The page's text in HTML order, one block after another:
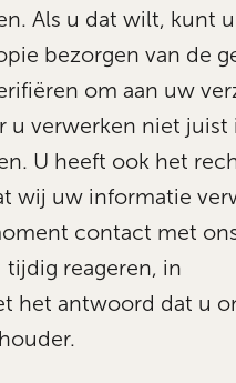
Als u dat wilt, kunt
bezorgen van de
om aan uw
u verwerken niet juist
U heeft ook het
wij uw informatie
contact met
reageren, in
het antwoord dat u